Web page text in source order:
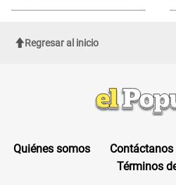
Regresar al inicio
Quiénes somos Contáctanos
Términos